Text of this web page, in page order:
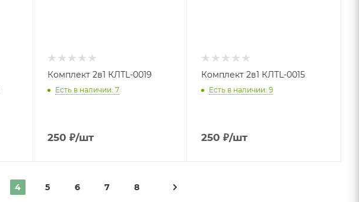
Комплект 2в1 КЛТL-0019
Есть в наличии: 7
250 ₽/шт
Комплект 2в1 КЛТL-0015
Есть в наличии: 9
250 ₽/шт
4 5 6 7 8